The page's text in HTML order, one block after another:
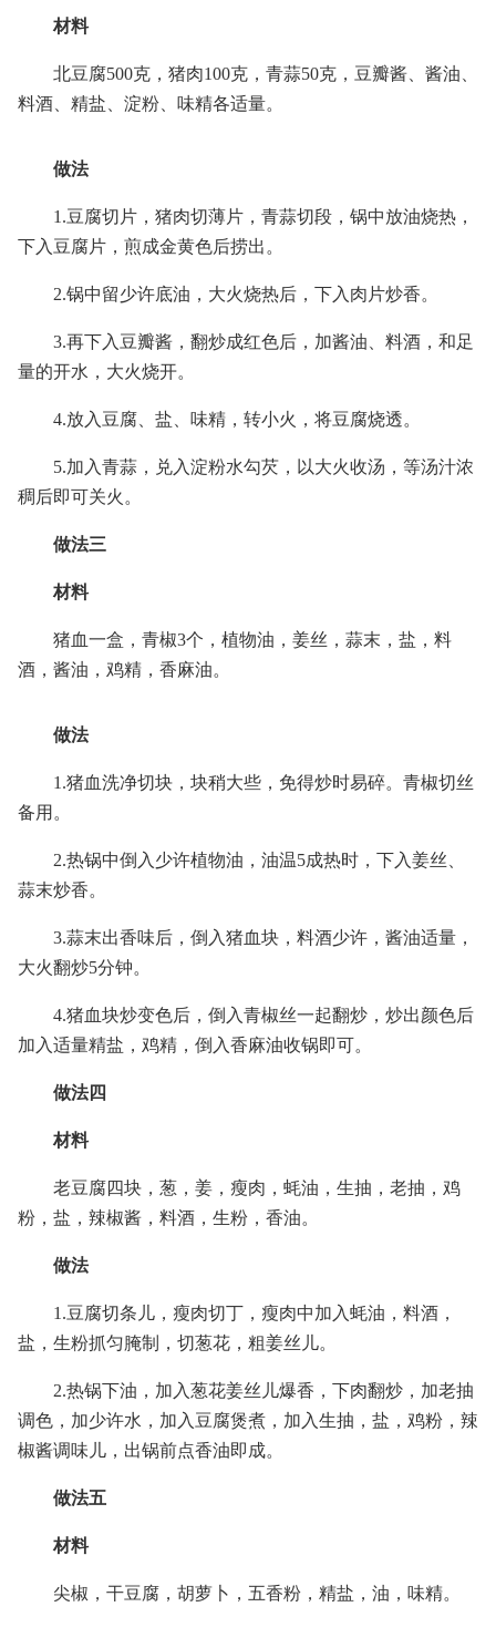
材料
北豆腐500克，猪肉100克，青蒜50克，豆瓣酱、酱油、
料酒、精盐、淀粉、味精各适量。
做法
1.豆腐切片，猪肉切薄片，青蒜切段，锅中放油烧热，
下入豆腐片，煎成金黄色后捞出。
2.锅中留少许底油，大火烧热后，下入肉片炒香。
3.再下入豆瓣酱，翻炒成红色后，加酱油、料酒，和足
量的开水，大火烧开。
4.放入豆腐、盐、味精，转小火，将豆腐烧透。
5.加入青蒜，兑入淀粉水勾芡，以大火收汤，等汤汁浓
稠后即可关火。
做法三
材料
猪血一盒，青椒3个，植物油，姜丝，蒜末，盐，料
酒，酱油，鸡精，香麻油。
做法
1.猪血洗净切块，块稍大些，免得炒时易碎。青椒切丝
备用。
2.热锅中倒入少许植物油，油温5成热时，下入姜丝、
蒜末炒香。
3.蒜末出香味后，倒入猪血块，料酒少许，酱油适量，
大火翻炒5分钟。
4.猪血块炒变色后，倒入青椒丝一起翻炒，炒出颜色后
加入适量精盐，鸡精，倒入香麻油收锅即可。
做法四
材料
老豆腐四块，葱，姜，瘦肉，蚝油，生抽，老抽，鸡
粉，盐，辣椒酱，料酒，生粉，香油。
做法
1.豆腐切条儿，瘦肉切丁，瘦肉中加入蚝油，料酒，
盐，生粉抓匀腌制，切葱花，粗姜丝儿。
2.热锅下油，加入葱花姜丝儿爆香，下肉翻炒，加老抽
调色，加少许水，加入豆腐煲煮，加入生抽，盐，鸡粉，辣
椒酱调味儿，出锅前点香油即成。
做法五
材料
尖椒，干豆腐，胡萝卜，五香粉，精盐，油，味精。